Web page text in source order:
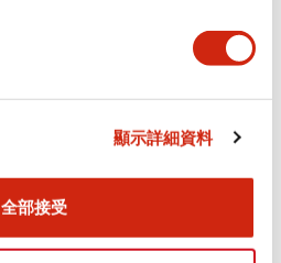
顯示詳細資料
全部接受